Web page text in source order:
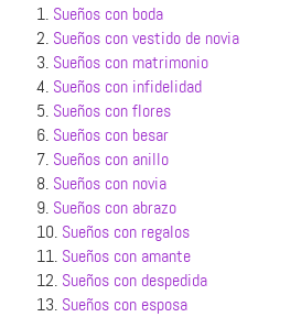
1. Sueños con boda
2. Sueños con vestido de novia
3. Sueños con matrimonio
4. Sueños con infidelidad
5. Sueños con flores
6. Sueños con besar
7. Sueños con anillo
8. Sueños con novia
9. Sueños con abrazo
10. Sueños con regalos
11. Sueños con amante
12. Sueños con despedida
13. Sueños con esposa